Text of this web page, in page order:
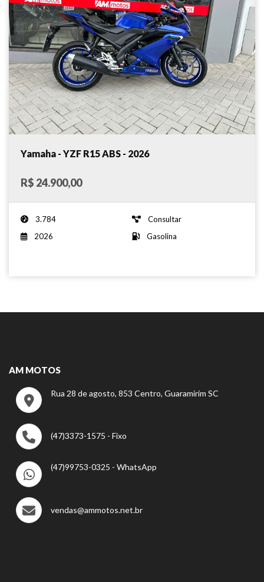
Yamaha - YZF R15 ABS - 2026
R$ 24.900,00
3.784
Consultar
2026
Gasolina
AM MOTOS
Rua 28 de agosto, 853 Centro, Guaramirim SC
(47)3373-1575 - Fixo
(47)99753-0325 - WhatsApp
vendas@ammotos.net.br